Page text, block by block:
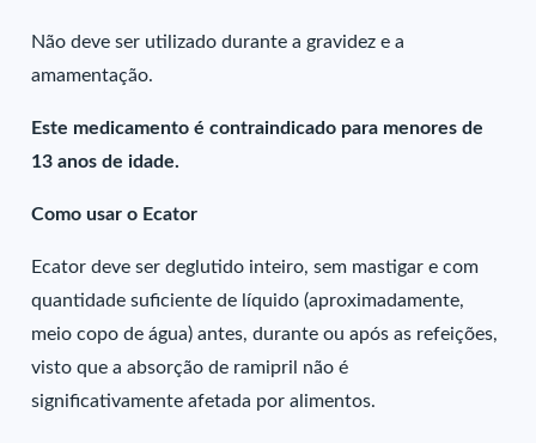
Não deve ser utilizado durante a gravidez e a
amamentação.
Este medicamento é contraindicado para menores de
13 anos de idade.
Como usar o Ecator
Ecator deve ser deglutido inteiro, sem mastigar e com
quantidade suficiente de líquido (aproximadamente,
meio copo de água) antes, durante ou após as refeições,
visto que a absorção de ramipril não é
significativamente afetada por alimentos.